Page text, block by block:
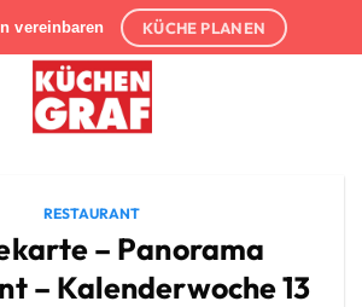
vereinbaren KÜCHE PLANEN
RESTAURANT
– Panorama
– Kalenderwoche 13